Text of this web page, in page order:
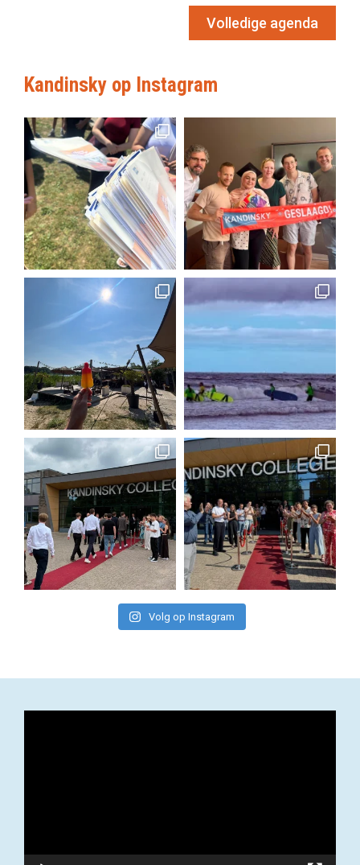
Volledige agenda
Kandinsky op Instagram
Volg op Instagram